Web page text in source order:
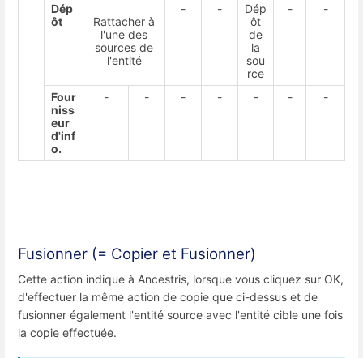
Dép
ôt
Rattacher à
l'une des
sources de
l'entité
- -
Dép
ôt
de
la
sou
rce
- -
Four
niss
eur
d'inf
o.
- - - - - - -
Fusionner (= Copier et Fusionner)
Cette action indique à Ancestris, lorsque vous cliquez sur OK,
d'effectuer la même action de copie que ci-dessus et de
fusionner également l'entité source avec l'entité cible une fois
la copie effectuée.